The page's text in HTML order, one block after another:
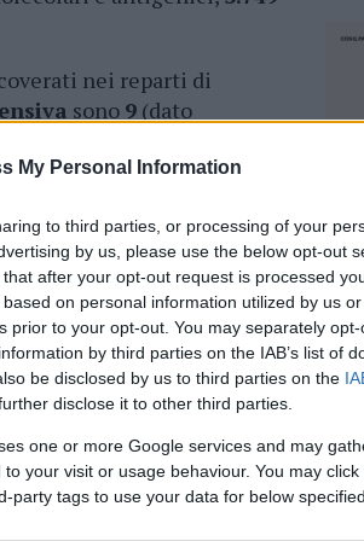
My Personal Information
to third parties, or processing of your
by us, please use the below opt-out
after your opt-out request is processed
on personal information utilized by us
prior to your opt-out. You may separately
by third parties on the IAB’s list of
be disclosed by us to third parties on the
disclose it to other third parties.
one or more Google services and may
your visit or usage behaviour. You may
party tags to use your data for below
nei reparti di
sono 9 (dato
19.519, invece, i casi di
nellaprovincia di
nellaprovincia di